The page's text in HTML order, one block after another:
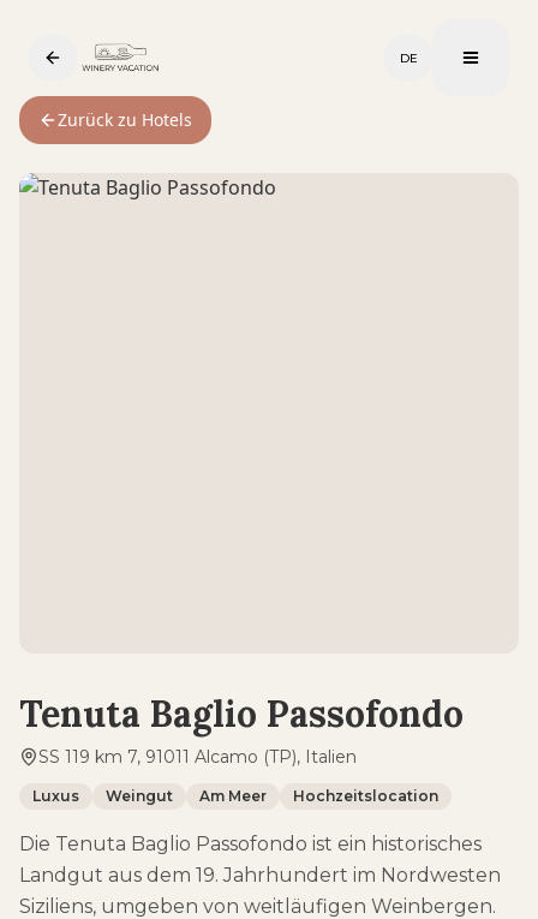
DE
Zurück zu Hotels
Tenuta Baglio Passofondo
SS 119 km 7, 91011 Alcamo (TP), Italien
Luxus Weingut Am Meer Hochzeitslocation
Die Tenuta Baglio Passofondo ist ein historisches
Landgut aus dem 19. Jahrhundert im Nordwesten
Siziliens, umgeben von weitläufigen Weinbergen.